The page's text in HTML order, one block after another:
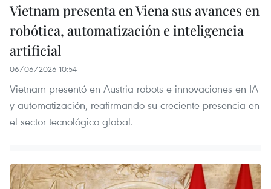
Vietnam presenta en Viena sus avances en
robótica, automatización e inteligencia
artificial
06/06/2026 10:54
Vietnam presentó en Austria robots e innovaciones en IA
y automatización, reafirmando su creciente presencia en
el sector tecnológico global.